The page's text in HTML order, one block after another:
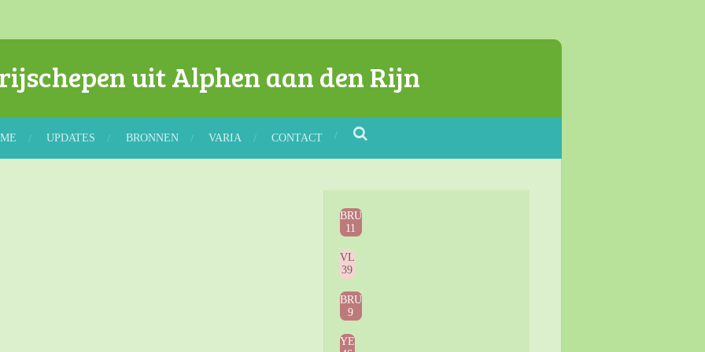
uit Alphen aan den Rijn
UPDATES BRONNEN VARIA CONTACT
BRU
11
VL
39
BRU
9
YE